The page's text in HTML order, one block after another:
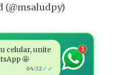
celular, unite
🤩
04:32 ✓✓
1